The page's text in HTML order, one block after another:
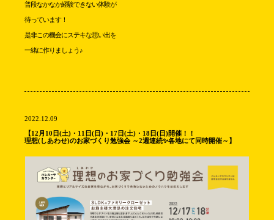
普段なかなか経験できない体験が
待っています！
是非この機会にステキな思い出を
一緒に作りましょう♪
2022.12.09
【12月10日(土)・11日(日)・17日(土)・18日(日)開催！！
理想(しあわせ)のお家づくり勉強会 ～2週連続✨各地にて同時開催～】